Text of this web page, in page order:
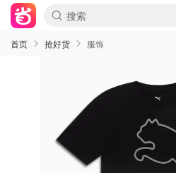
首页 抢好货 服饰